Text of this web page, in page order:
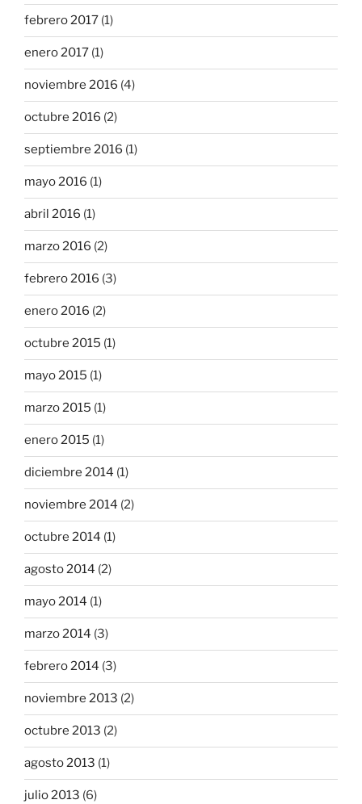
febrero 2017 (1)
enero 2017 (1)
noviembre 2016 (4)
octubre 2016 (2)
septiembre 2016 (1)
mayo 2016 (1)
abril 2016 (1)
marzo 2016 (2)
febrero 2016 (3)
enero 2016 (2)
octubre 2015 (1)
mayo 2015 (1)
marzo 2015 (1)
enero 2015 (1)
diciembre 2014 (1)
noviembre 2014 (2)
octubre 2014 (1)
agosto 2014 (2)
mayo 2014 (1)
marzo 2014 (3)
febrero 2014 (3)
noviembre 2013 (2)
octubre 2013 (2)
agosto 2013 (1)
julio 2013 (6)